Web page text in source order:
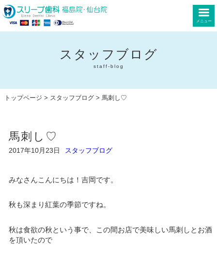
メニュー
スタッフブログ
staff-blog
トップページ > スタッフブログ> 馬刺し♡
馬刺し♡
2017年10月23日 スタッフブログ
みなさんこんにちは！吉岡です。
秋も深まり紅葉の季節ですね。
秋は食欲の秋という事で、この間お店で美味しい馬刺しとお酒
を頂いたので